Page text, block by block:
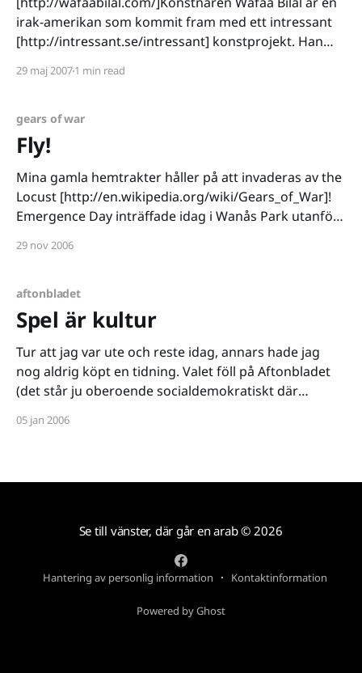
irak-amerikan som kommit fram med ett intressant
[http://intressant.se/intressant] konstprojekt. Han
ett galleri) till en krigszon. En webbkamera och ett
du kunna skjuta
29 maj 20071 min read
gears of war
Fly!
Mina gamla hemtrakter håller på att invaderas av the
Locust [http://en.wikipedia.org/wiki/Gears_of_War]!
Emergence Day inträffade idag i Wanås Park utanför
sägs vara 10 meter högt och väga 10 ton. Om Gears
29 nov 2006
aftonbladet
Spel är kultur
Tur att jag var ute och reste idag, annars hade jag
nog aldrig köpt en tidning. Valet föll på Aftonbladet
(det står ju oberoende socialdemokratiskt där
vänsterinriktade kvällstidningar...). Och där, sidan 4.
05 jan 2006
Se till vänster, där går en arab© 2026
Hantering av personlig information Kontaktinformation
Powered by Ghost